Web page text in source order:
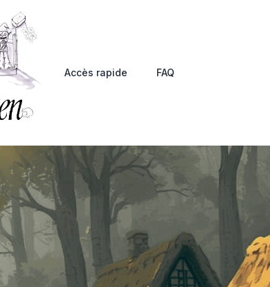
Accès rapide FAQ